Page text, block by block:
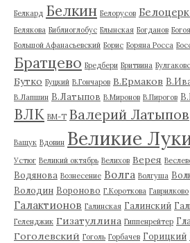
Белкард Белкин Белорусов
Белякова Библиоглобус Блынская Богданов
Большой Афанасьевский Борис Боряна Росса
Братцево Бредбери Бритвина
Бутко Буцкий В.Гончаров В.Ермаков
В.Лапшин В.Латыпов В.Миронов В.Пирогов
ВЛК ВМ-Т Валерий Латыпов
Ващук Вдовин Великие
Устюг Великий октябрь Велихов Верея
Водянова Вознесение Волга Волгуша
Володин Вороново Г.Короткова Гаврилково
Галактионов Галинская Галинский
Геленджик Гизатуллина Гиппенрейтер
Гоголевский Гоголь Горбачев Горицкий